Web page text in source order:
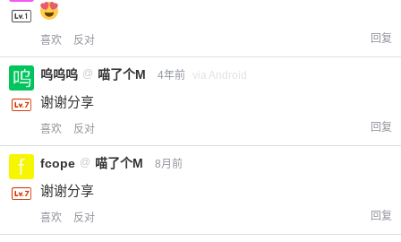
喜欢 反对 回复
呜呜呜 @ 喵了个M 4年前 via Android
谢谢分享
喜欢 反对 回复
fcope @ 喵了个M 8月前
谢谢分享
喜欢 反对 回复